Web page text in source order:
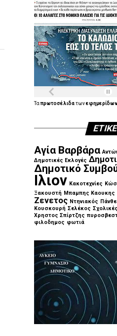
Ταπρωτοσέλιδατωνεφημερίδων
Αγία Βαρβάρα
Δημοτικές Εκλογές
Δημοτικό
Ιλιον Κακοτεχνίες
Ξακουστή Μπαμπης Καουκης
Ζενετος Ντηνιακός
Κουσκουρή Σελέκος
Χρηστος Σπίρτζης
φιλοδημος φωτιά